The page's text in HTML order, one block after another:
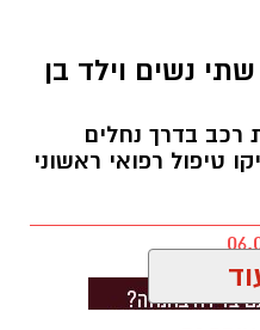
גדרה, שנגדו
בעקבות חשד
למרות שרוב
ההצבעה תמכו 10 חברי מועצה בהשעיית
בין המתנגדים היו כל
המועצה טליה
עם זאת,
נשים וילד בן
רכב בדרך נחלים
טיפול רפואי ראשוני